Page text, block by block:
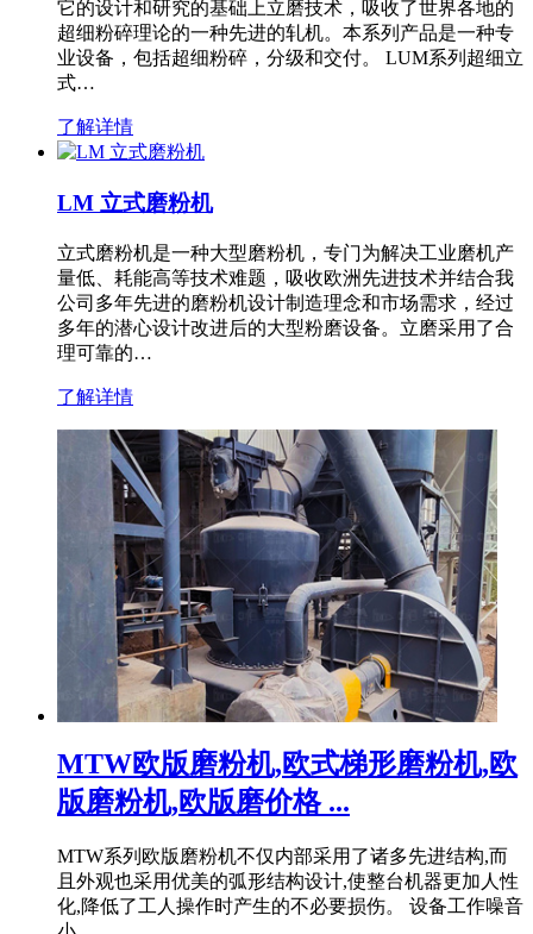
它的设计和研究的基础上立磨技术，吸收了世界各地的
超细粉碎理论的一种先进的轧机。本系列产品是一种专
业设备，包括超细粉碎，分级和交付。 LUM系列超细立
式…
了解详情
LM 立式磨粉机
立式磨粉机是一种大型磨粉机，专门为解决工业磨机产
量低、耗能高等技术难题，吸收欧洲先进技术并结合我
公司多年先进的磨粉机设计制造理念和市场需求，经过
多年的潜心设计改进后的大型粉磨设备。立磨采用了合
理可靠的…
了解详情
MTW欧版磨粉机,欧式梯形磨粉机,欧
版磨粉机,欧版磨价格 ...
MTW系列欧版磨粉机不仅内部采用了诸多先进结构,而
且外观也采用优美的弧形结构设计,使整台机器更加人性
化,降低了工人操作时产生的不必要损伤。 设备工作噪音